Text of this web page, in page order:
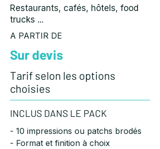
Restaurants, cafés, hôtels, food
trucks ...
A PARTIR DE
Sur devis
Tarif selon les options
choisies
INCLUS DANS LE PACK
- 10 impressions ou patchs brodés
- Format et finition à choix